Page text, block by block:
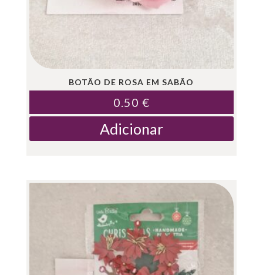
BOTÃO DE ROSA EM SABÃO
0.50 €
Adicionar